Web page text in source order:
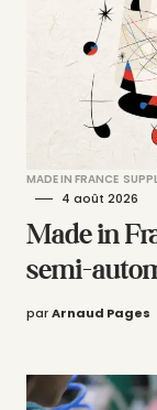
MADE IN FRANCE
4 août 2026
Made in
semi-
parArnaud Pages